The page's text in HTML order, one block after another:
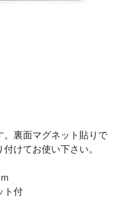
。裏面マグネット貼りで
けてお使い下さい。
ト付